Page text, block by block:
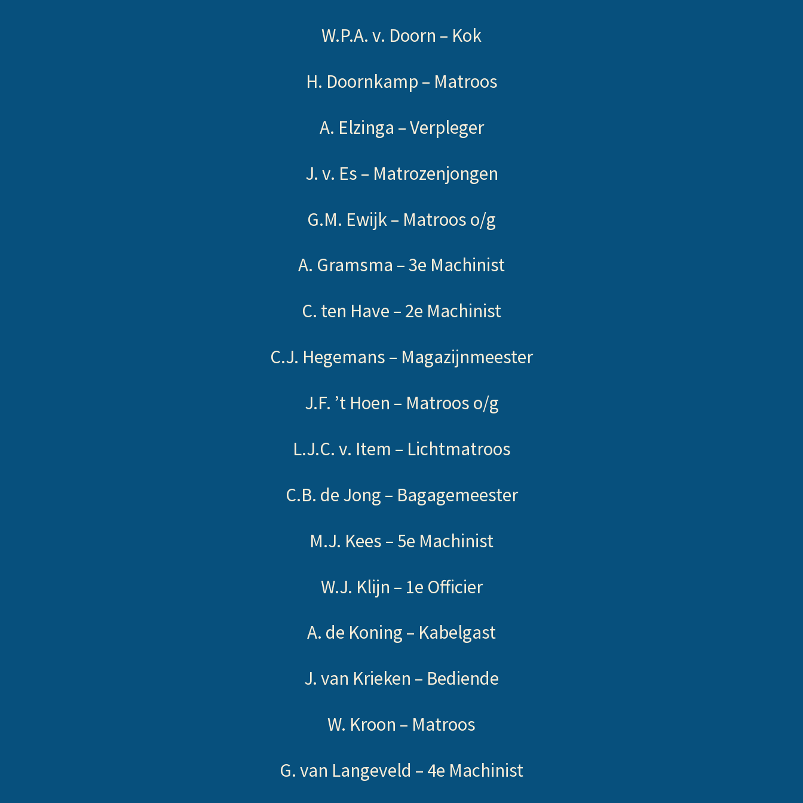
W.P.A. v. Doorn – Kok
H. Doornkamp – Matroos
A. Elzinga –Verpleger
J. v. Es – Matrozenjongen
G.M. Ewijk – Matroos o/g
A. Gramsma –3e Machinist
C. ten Have – 2e Machinist
C.J. Hegemans – Magazijnmeester
J.F. ’t Hoen – Matroos o/g
L.J.C. v. Item – Lichtmatroos
C.B. de Jong – Bagagemeester
M.J. Kees – 5e Machinist
W.J. Klijn – 1e Officier
A. de Koning – Kabelgast
J. van Krieken – Bediende
W. Kroon – Matroos
G. van Langeveld – 4e Machinist